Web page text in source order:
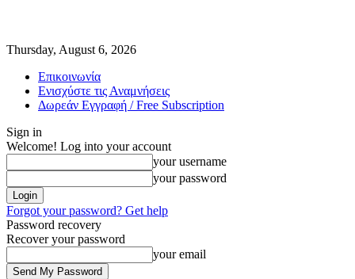
Thursday, August 6, 2026
Επικοινωνία
Ενισχύστε τις Αναμνήσεις
Δωρεάν Εγγραφή / Free Subscription
Sign in
Welcome! Log into your account
your username
your password
Forgot your password? Get help
Password recovery
Recover your password
your email